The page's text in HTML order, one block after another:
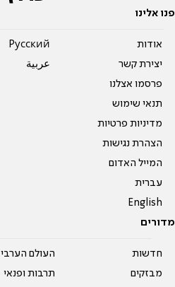
פנו אלינו
אודות
יצירת קשר
פרסמו אצלנו
תנאי שימוש
מדיניות פרטיות
הצהרת נגישות
המייל האדום
עברית
English
Pусский
عربية
מדורים
חדשות
מבזקים
העולם הערבי
תרבות ופנאי